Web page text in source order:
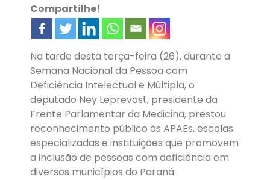
Compartilhe!
Na tarde desta terça-feira (26), durante a
Semana Nacional da Pessoa com
Deficiência Intelectual e Múltipla, o
deputado Ney Leprevost, presidente da
Frente Parlamentar da Medicina, prestou
reconhecimento público às APAEs, escolas
especializadas e instituições que promovem
a inclusão de pessoas com deficiência em
diversos municípios do Paraná.